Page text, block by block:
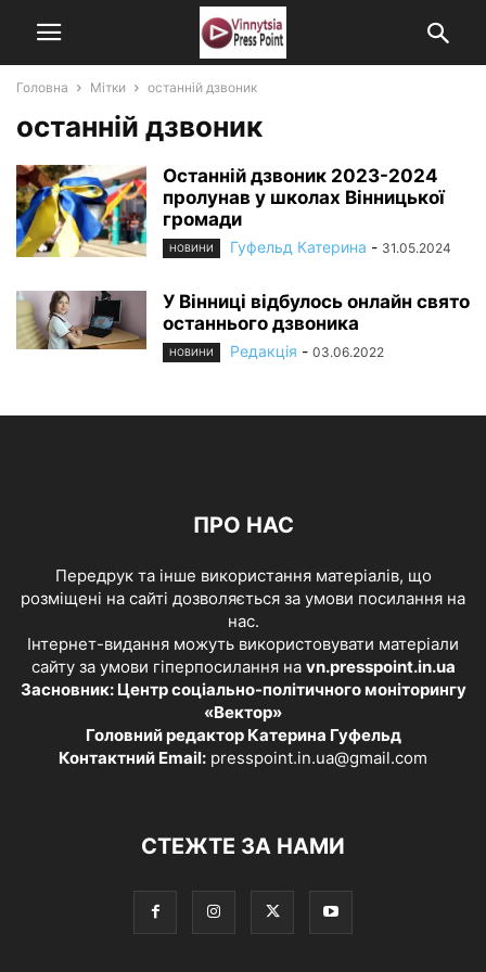
Головна Мітки останній дзвоник
останній дзвоник
Останній дзвоник 2023-2024
пролунав у школах Вінницької
громади
НОВИНИ Гуфельд Катерина - 31.05.2024
У Вінниці відбулось онлайн свято
останнього дзвоника
НОВИНИ Редакція - 03.06.2022
ПРО НАС
Передрук та інше використання матеріалів, що
розміщені на сайті дозволяється за умови посилання на
нас.
Інтернет-видання можуть використовувати матеріали
сайту за умови гіперпосилання на vn.presspoint.in.ua
Засновник: Центр соціально-політичного моніторингу
«Вектор»
Головний редактор Катерина Гуфельд
Контактний Email: presspoint.in.ua@gmail.com
СТЕЖТЕ ЗА НАМИ